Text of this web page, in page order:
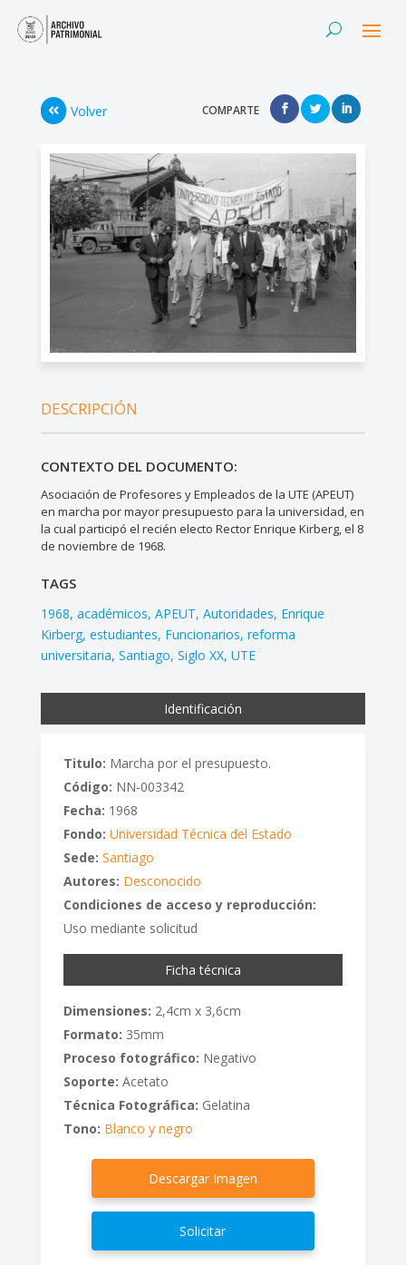
Volver COMPARTE
DESCRIPCIÓN
CONTEXTO DEL DOCUMENTO:
Asociación de Profesores y Empleados de la UTE (APEUT)
en marcha por mayor presupuesto para la universidad, en
la cual participó el recién electo Rector Enrique Kirberg, el 8
de noviembre de 1968.
TAGS
1968 académicos APEUT Autoridades Enrique
Kirberg estudiantes Funcionarios reforma
universitaria Santiago Siglo XX UTE
Identificación
Titulo: Marcha por el presupuesto.
Código: NN-003342
Fecha: 1968
Fondo: Universidad Técnica del Estado
Sede: Santiago
Autores: Desconocido
Condiciones de acceso y reproducción:
Uso mediante solicitud
Ficha técnica
Dimensiones: 2,4cm x 3,6cm
Formato: 35mm
Proceso fotográfico: Negativo
Soporte: Acetato
Técnica Fotográfica: Gelatina
Tono: Blanco y negro
Descargar Imagen
Solicitar